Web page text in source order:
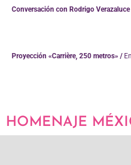
Conversación con Rodrigo Verazaluce
Proyección «Carrière, 250 metros» /
HOMENAJE